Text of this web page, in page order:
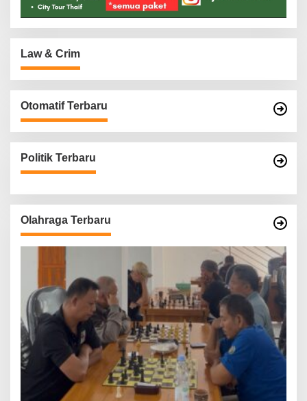
Law & Crim
Otomatif Terbaru
Politik Terbaru
Olahraga Terbaru